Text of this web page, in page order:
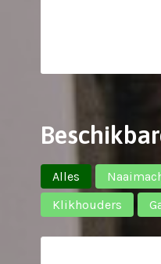
Alles
Klikhouders